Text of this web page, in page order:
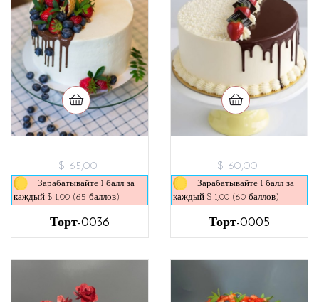
$ 65,00
Зарабатывайте 1 балл за
каждый $ 1,00 (65 баллов)
Торт-0036
$ 60,00
Зарабатывайте 1 балл за
каждый $ 1,00 (60 баллов)
Торт-0005